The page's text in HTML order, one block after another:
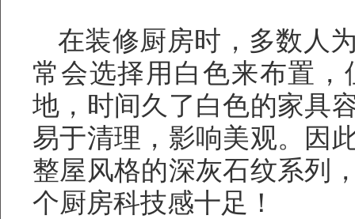
在装修厨房时，多数人
常会选择用白色来布置
地，时间久了白色的家具
易于清理，影响美观。因
整屋风格的深灰石纹系列
个厨房科技感十足！